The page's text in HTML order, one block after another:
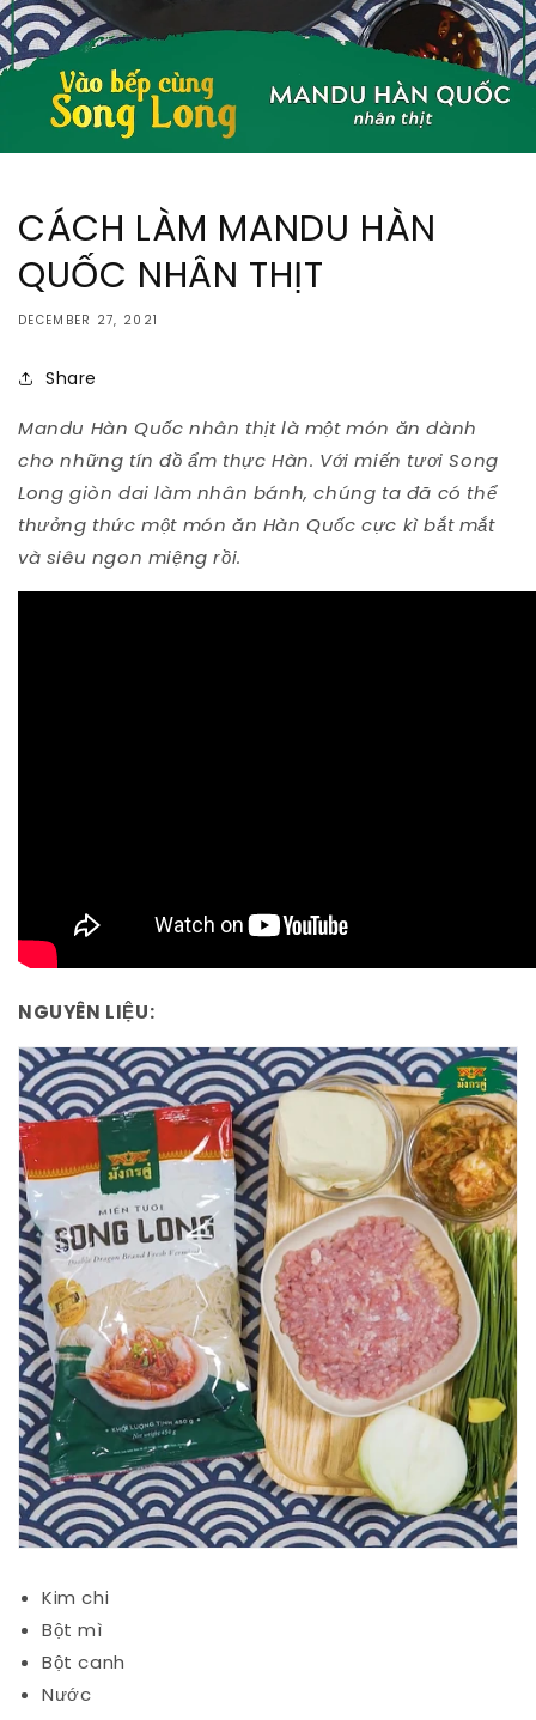
CÁCH LÀM MANDU HÀN
QUỐC NHÂN THỊT
DECEMBER 27, 2021
Share
Mandu Hàn Quốc nhân thịt là một món ăn dành
cho những tín đồ ẩm thực Hàn. Với miến tươi Song
Long giòn dai làm nhân bánh, chúng ta đã có thể
thưởng thức một món ăn Hàn Quốc cực kì bắt mắt
và siêu ngon miệng rồi.
NGUYÊN LIỆU:
Kim chi
Bột mì
Bột canh
Nước